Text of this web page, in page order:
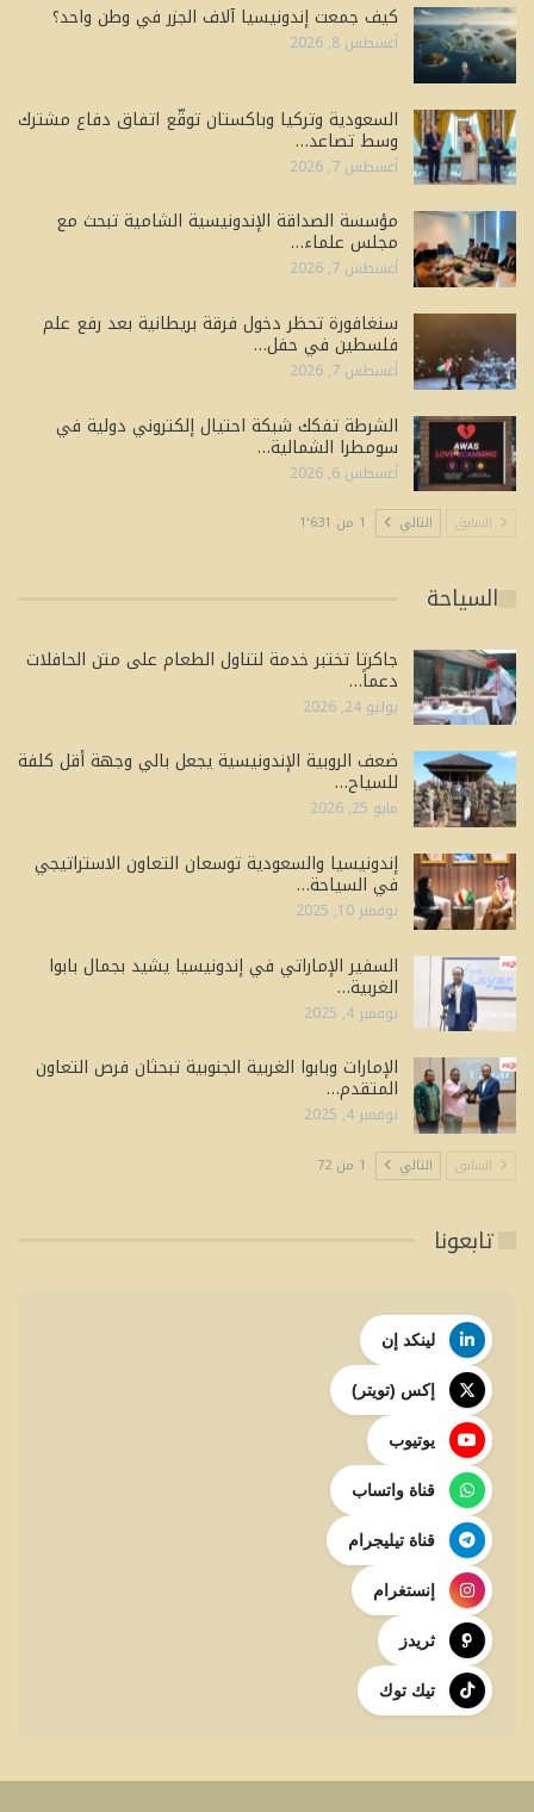
كيف جمعت إندونيسيا آلاف الجزر في وطن واحد؟
أغسطس 8, 2026
السعودية وتركيا وباكستان توقّع اتفاق دفاع مشترك
وسط تصاعد…
أغسطس 7, 2026
مؤسسة الصداقة الإندونيسية الشامية تبحث مع
مجلس علماء…
أغسطس 7, 2026
سنغافورة تحظر دخول فرقة بريطانية بعد رفع علم
فلسطين في حفل…
أغسطس 7, 2026
الشرطة تفكك شبكة احتيال إلكتروني دولية في
سومطرا الشمالية…
أغسطس 6, 2026
السابق التالي 1 من 1٬631
السياحة
جاكرتا تختبر خدمة لتناول الطعام على متن الحافلات
دعماً…
يوليو 24, 2026
ضعف الروبية الإندونيسية يجعل بالي وجهة أقل كلفة
للسياح…
مايو 25, 2026
إندونيسيا والسعودية توسعان التعاون الاستراتيجي
في السياحة…
نوفمبر 10, 2025
السفير الإماراتي في إندونيسيا يشيد بجمال بابوا
الغربية…
نوفمبر 4, 2025
الإمارات وبابوا الغربية الجنوبية تبحثان فرص التعاون
المتقدم…
نوفمبر 4, 2025
السابق التالي 1 من 72
تابعونا
لينكد إن
إكس (تويتر)
يوتيوب
قناة واتساب
قناة تيليجرام
إنستغرام
ثريدز
تيك توك